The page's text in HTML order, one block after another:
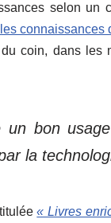
selon
connaissances
coin, dans les
bon
la
« Livres